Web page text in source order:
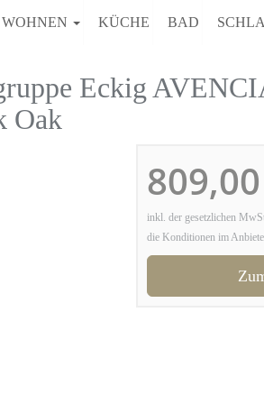
WOHNEN KÜCHE BAD
Eckig
Oak
inkl. der gesetzlichen
die Konditionen im